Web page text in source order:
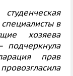
в
хозяева
подчеркнула
прав